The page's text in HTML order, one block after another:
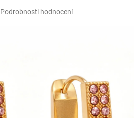
Podrobnosti hodnocení